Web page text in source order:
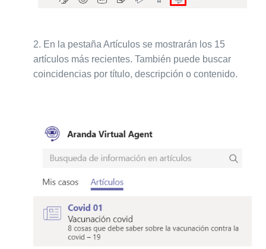
2. En la pestaña Artículos se mostrarán los 15
artículos más recientes. También puede buscar
coincidencias por título, descripción o contenido.